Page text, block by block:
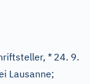
* 24. 9.
Lausanne;